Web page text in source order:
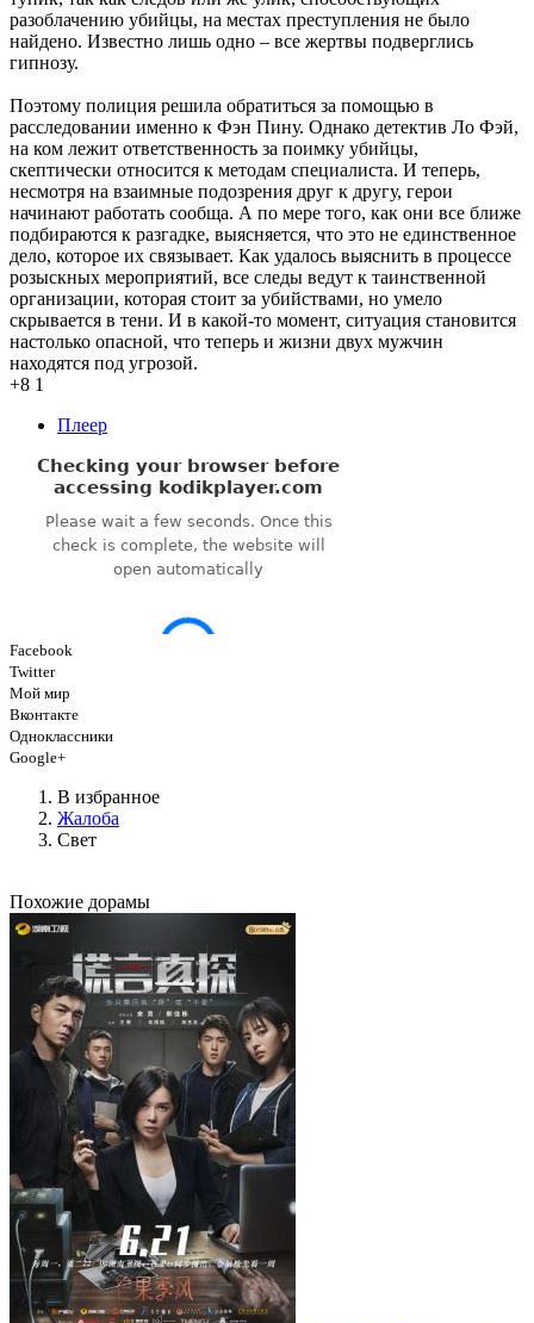
разоблачению убийцы, на местах преступления не было
найдено. Известно лишь одно – все жертвы подверглись
гипнозу.
Поэтому полиция решила обратиться за помощью в
расследовании именно к Фэн Пину. Однако детектив Ло Фэй,
на ком лежит ответственность за поимку убийцы,
скептически относится к методам специалиста. И теперь,
несмотря на взаимные подозрения друг к другу, герои
начинают работать сообща. А по мере того, как они все ближе
подбираются к разгадке, выясняется, что это не единственное
дело, которое их связывает. Как удалось выяснить в процессе
розыскных мероприятий, все следы ведут к таинственной
организации, которая стоит за убийствами, но умело
скрывается в тени. И в какой-то момент, ситуация становится
настолько опасной, что теперь и жизни двух мужчин
находятся под угрозой.
+8 1
Плеер
Facebook
Twitter
Мой мир
Вконтакте
Одноклассники
Google+
В избранное
Жалоба
Свет
Похожие дорамы